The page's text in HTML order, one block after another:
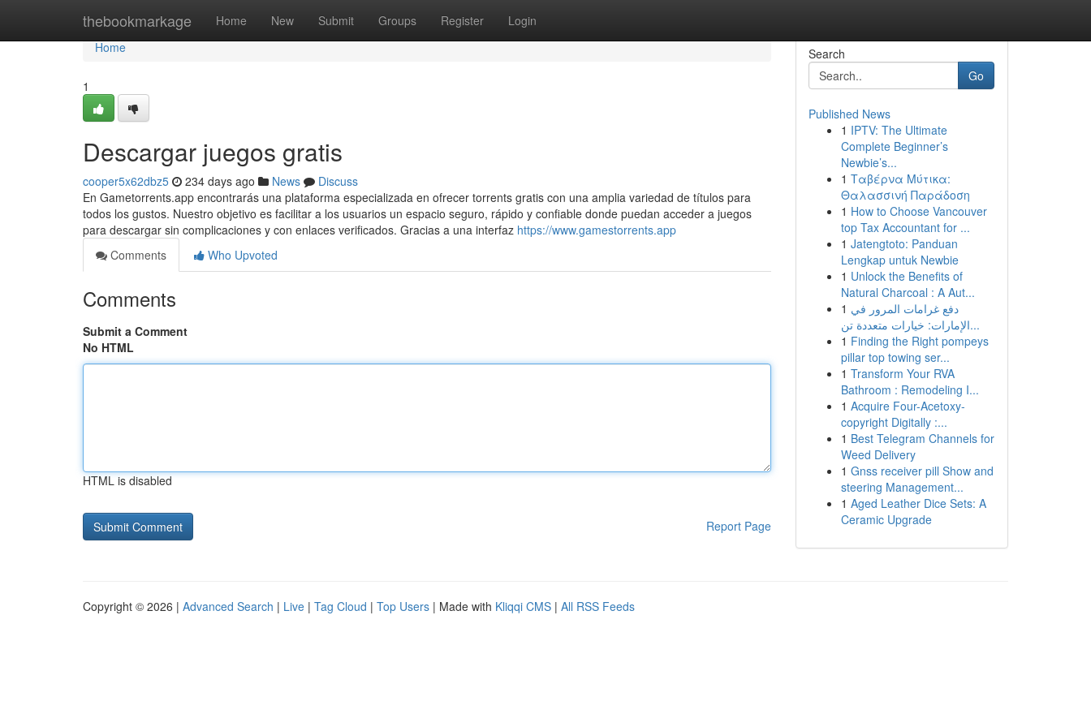
thebookmarkage Home New Submit Groups Register Login
Home
Home
1
Descargar juegos gratis
cooper5x62dbz5 234 days ago News
Discuss
En Gametorrents.app encontrarás una plataforma especializada en ofrecer torrents gratis con una amplia variedad de títulos para
todos los gustos. Nuestro objetivo es facilitar a los usuarios un espacio seguro, rápido y confiable donde puedan acceder a juegos
para descargar sin complicaciones y con enlaces verificados. Gracias a una interfaz https://www.gamestorrents.app
Comments
Who Upvoted
Comments
Submit a Comment
No HTML
HTML is disabled
Report Page
Search
Go
Published News
1 IPTV: The Ultimate
Complete Beginner’s
Newbie’s...
1 Ταβέρνα Μύτικα:
Θαλασσινή Παράδοση
1 How to Choose Vancouver
top Tax Accountant for ...
1 Jatengtoto: Panduan
Lengkap untuk Newbie
1 Unlock the Benefits of
Natural Charcoal : A Aut...
1 دفع غرامات المرور في
الإمارات: خيارات متعددة تن...
1 Finding the Right pompeys
pillar top towing ser...
1 Transform Your RVA
Bathroom : Remodeling I...
1 Acquire Four-Acetoxy-
copyright Digitally :...
1 Best Telegram Channels for
Weed Delivery
1 Gnss receiver pill Show and
steering Management...
1 Aged Leather Dice Sets: A
Ceramic Upgrade
Copyright © 2026 | Advanced Search | Live | Tag Cloud | Top Users | Made with Kliqqi CMS | All RSS Feeds